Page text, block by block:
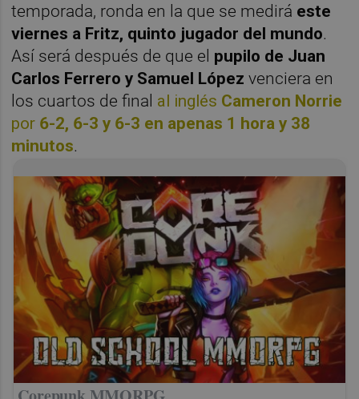
temporada, ronda en la que se medirá este
viernes a Fritz, quinto jugador del mundo.
Así será después de que el pupilo de Juan
Carlos Ferrero y Samuel López venciera en
los cuartos de final al inglés Cameron Norrie
por 6-2, 6-3 y 6-3 en apenas 1 hora y 38
minutos.